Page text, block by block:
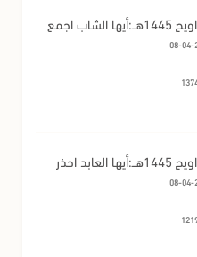
23-كلمة مختصرة في صلاة التراويح 1445هــ:أيها الشاب اجمع
24-كلمة مختصرة في صلاة التراويح 1445هــ:أيها العابد احذر